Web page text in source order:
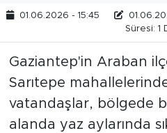
01.06.2026 - 15:45
Süresi: 1
Gaziantep'in Araban
Sarıtepe
vatandaşlar, bölgede
alanda yaz aylarında